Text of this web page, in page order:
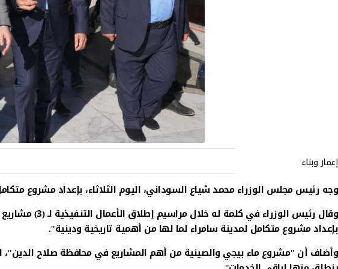
إعمار وبناء
وجه رئيس مجلس الوزراء محمد شياع السوداني، اليوم الثلاثاء، بإعداد مشروع
وقال رئيس
بإعداد مشروع متكامل لمدينة سامراء لما لها من أهمية تاريخية ودينية".
وأضاف أن "مشروع ماء بيجي والصينية من أهم المشاريع في محافظة صلاح